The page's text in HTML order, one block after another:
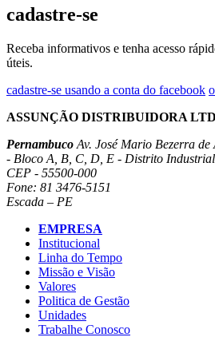
cadastre-se
Receba informativos e tenha acesso
úteis.
cadastre-se usando a conta do facebook
ASSUNÇÃO DISTRIBUIDORA
Pernambuco Av. José Mario Bezerra
- Bloco A, B, C, D, E - Distrito
CEP - 55500-000
Fone: 81 3476-5151
Escada – PE
EMPRESA
Institucional
Linha do Tempo
Missão e Visão
Valores
Politica de Gestão
Unidades
Trabalhe Conosco